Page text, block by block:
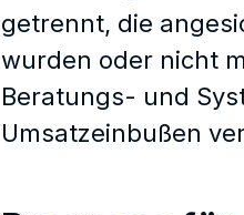
getrennt, die
wurden oder nicht
Beratungs- und
Umsatzeinbußen